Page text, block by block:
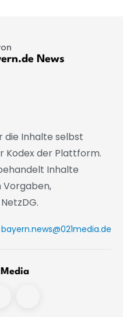
News
die Inhalte selbst
Kodex der Plattform.
Inhalte
bayern.news@021media.de